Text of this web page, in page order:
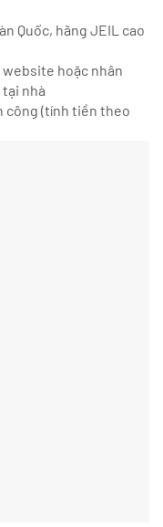
Quốc, hãng JEIL cao
website hoặc nhân
nhà
công (tính tiền theo